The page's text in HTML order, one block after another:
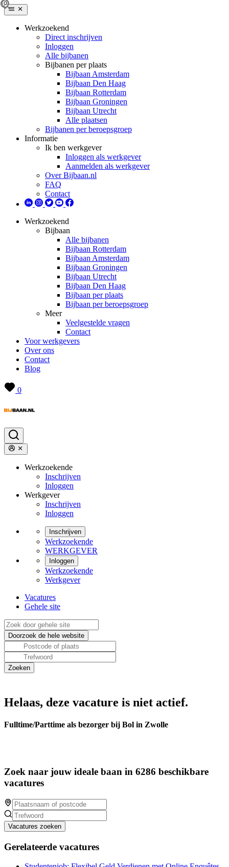
Werkzoekend
Direct inschrijven
Inloggen
Alle bijbanen
Bijbanen per plaats
Bijbaan Amsterdam
Bijbaan Den Haag
Bijbaan Rotterdam
Bijbaan Groningen
Bijbaan Utrecht
Alle plaatsen
Bijbanen per beroepsgroep
Informatie
Ik ben werkgever
Inloggen als werkgever
Aanmelden als werkgever
Over Bijbaan.nl
FAQ
Contact
Werkzoekend
Bijbaan
Alle bijbanen
Bijbaan Rotterdam
Bijbaan Amsterdam
Bijbaan Groningen
Bijbaan Utrecht
Bijbaan Den Haag
Bijbaan per plaats
Bijbaan per beroepsgroep
Meer
Veelgestelde vragen
Contact
Voor werkgevers
Over ons
Contact
Blog
0
Werkzoekende
Inschrijven
Inloggen
Werkgever
Inschrijven
Inloggen
Inschrijven
Werkzoekende
WERKGEVER
Inloggen
Werkzoekende
Werkgever
Vacatures
Gehele site
Helaas, deze vacature is niet actief.
Fulltime/Parttime als bezorger bij Bol in Zwolle
Zoek naar jouw ideale baan in 6286 beschikbare
vacatures
Vacatures zoeken
Gerelateerde vacatures